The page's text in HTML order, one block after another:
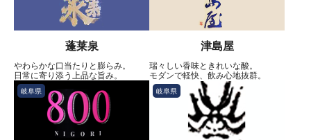
蓬莱泉
やわらかな口当たりと膨らみ。
日常に寄り添う上品な旨み。
津島屋
瑞々しい香味ときれいな酸。
モダンで軽快、飲み心地抜群。
岐阜県 岐阜県